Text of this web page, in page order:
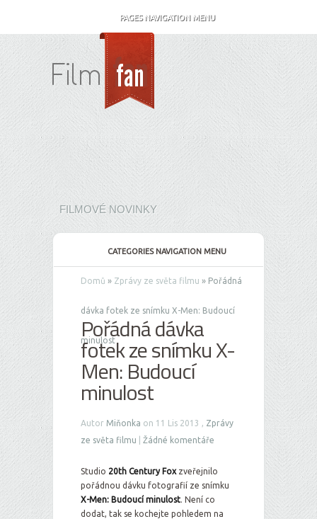
PAGES NAVIGATION MENU
FILMOVÉ NOVINKY
CATEGORIES NAVIGATION MENU
Domů » Zprávy ze světa filmu » Pořádná
dávka fotek ze snímku X-Men: Budoucí
minulost
Pořádná dávka
fotek ze snímku X-
Men: Budoucí
minulost
Autor Miňonka on 11 Lis 2013 , Zprávy
ze světa filmu
Žádné komentáře
Studio 20th Century Foxzveřejnilo
pořádnou dávku fotografií ze snímku
X-Men: Budoucí minulost. Není co
dodat, tak se kochejte pohledem na